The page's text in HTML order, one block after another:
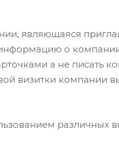
являющаяся
о
а не писать
визитки компании
различных